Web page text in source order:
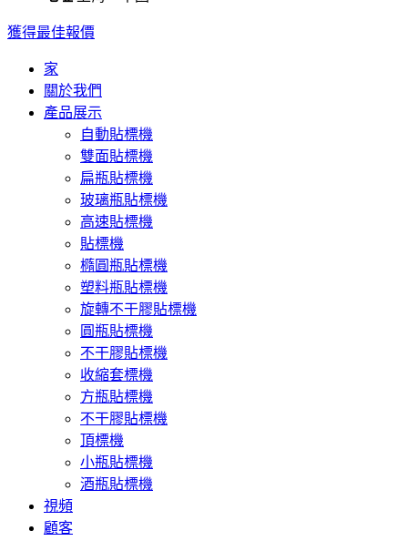
獲得最佳報價
家
關於我們
產品展示
自動貼標機
雙面貼標機
扁瓶貼標機
玻璃瓶貼標機
高速貼標機
貼標機
橢圓瓶貼標機
塑料瓶貼標機
旋轉不干膠貼標機
圓瓶貼標機
不干膠貼標機
收縮套標機
方瓶貼標機
不干膠貼標機
頂標機
小瓶貼標機
酒瓶貼標機
視頻
顧客